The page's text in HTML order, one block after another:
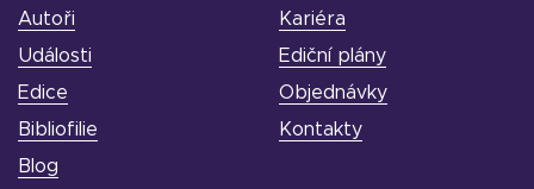
Autoři
Události
Edice
Bibliofilie
Blog
Kariéra
Ediční plány
Objednávky
Kontakty